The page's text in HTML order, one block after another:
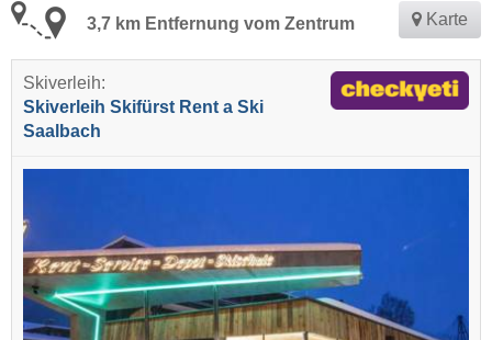
3,7 km Entfernung vom Zentrum Karte
Skiverleih:
Skiverleih Skifürst Rent a Ski
Saalbach